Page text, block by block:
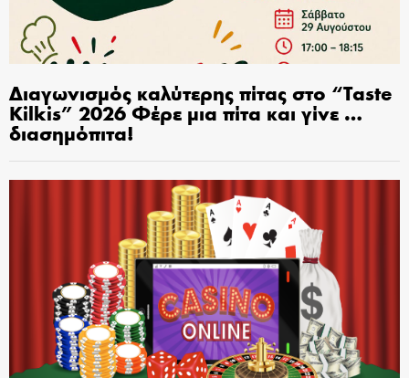
Διαγωνισμός καλύτερης πίτας στο “Taste
Kilkis” 2026 Φέρε μια πίτα και γίνε …
διασημόπιτα!